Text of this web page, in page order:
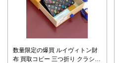
数量限定の爆買 ルイヴィトン財
布 買取コピー 三つ折り クラシッ